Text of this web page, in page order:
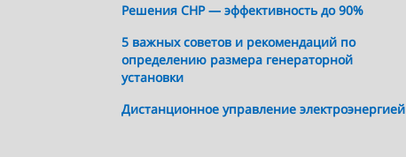
Решения CHP — эффективность до 90%
5 важных советов и рекомендаций по
определению размера генераторной
установки
Дистанционное управление электроэнергией